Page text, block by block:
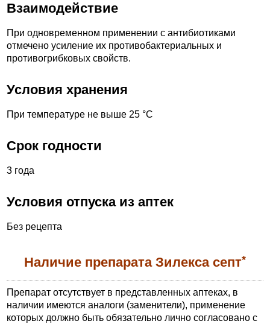
Взаимодействие
При одновременном применении с антибиотиками
отмечено усиление их противобактериальных и
противогрибковых свойств.
Условия хранения
При температуре не выше 25 °С
Срок годности
3 года
Условия отпуска из аптек
Без рецепта
Наличие препарата Зилекса септ*
Препарат отсутствует в представленных аптеках, в
наличии имеются аналоги (заменители), применение
которых должно быть обязательно лично согласовано с